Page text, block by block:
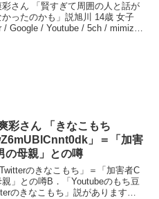
彩さん 「賢すぎて周囲の人と話が
かったのかも」説旭川 14歳 女子
/ Google / Youtube / 5ch / mimizu
彩さん 「きなこもち
」＝「加害
の母親」との噂
のきなこもち」＝「加害者C
親」との噂B．「Youtubeのもち豆
のきなこもち」説があります。